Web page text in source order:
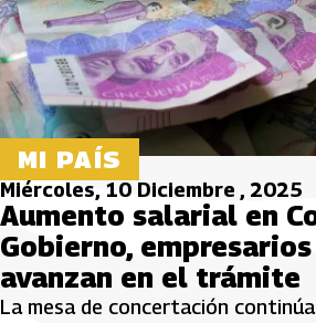
MI PAÍS
Miércoles, 10 Diciembre , 2025
Aumento salarial en
Gobierno,
avanzan en el trámite
La mesa de concertación